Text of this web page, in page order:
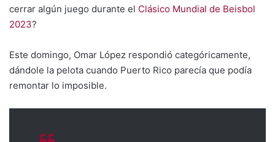
cerrar algún juego durante el Clásico Mundial de Beisbol
2023?
Este domingo, Omar López respondió categóricamente,
dándole la pelota cuando Puerto Rico parecía que podía
remontar lo imposible.